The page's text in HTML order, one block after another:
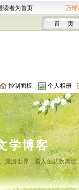
读者为首页 万维
首 页
控制面板 个人相册
学博客
漫游世界，看人生悲欢离